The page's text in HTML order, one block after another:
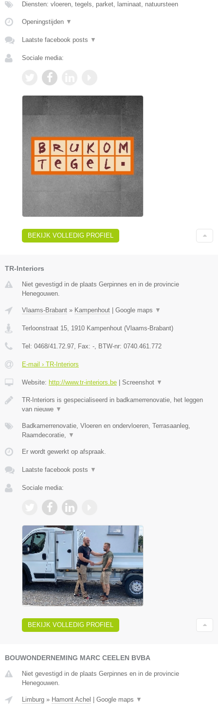
Diensten: vloeren, tegels, parket, laminaat, natuursteen
Openingstijden ▼
Laatste facebook posts ▼
Sociale media:
BEKIJK VOLLEDIG PROFIEL
TR-Interiors
Niet gevestigd in de plaats Gerpinnes en in de provincie
Henegouwen.
Vlaams-Brabant » Kampenhout Google maps ▼
Terloonstraat 15, 1910 Kampenhout (Vlaams-Brabant)
Tel: 0468/41.72.97, Fax: -, BTW-nr: 0740.461.772
E-mail › TR-Interiors
Website: http://www.tr-interiors.be Screenshot ▼
TR-Interiors is gespecialiseerd in badkamerrenovatie, het leggen
van nieuwe ▼
Badkamerrenovatie, Vloeren en ondervloeren, Terrasaanleg,
Raamdecoratie, ▼
Er wordt gewerkt op afspraak.
Laatste facebook posts ▼
Sociale media:
BEKIJK VOLLEDIG PROFIEL
BOUWONDERNEMING MARC CEELEN BVBA
Niet gevestigd in de plaats Gerpinnes en in de provincie
Henegouwen.
Limburg » Hamont Achel Google maps ▼